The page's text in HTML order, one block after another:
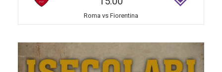
Roma vs Fiorentina